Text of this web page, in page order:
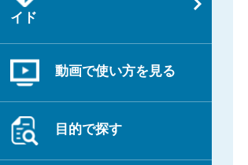
イド
動画で使い方を見る
目的で探す